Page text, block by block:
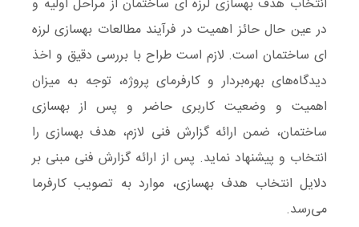
در عین حال حائز اهمیت در فرآیندمطالعات بهسازی لرزه
ای ساختماناست. لازم است طراح با بررسی دقیق و اخذ
دیدگا‌ه‌های بهره‌بردار و کارفرمای پروژه، توجه به میزان
اهمیت و وضعیت کاربری حاضر و پس از بهسازی
ساختمان‌، ضمن ارائه گزارش فنی لازم، هدف بهسازیرا
انتخاب و پیشنهاد نماید. پس از ارائه گزارش فنی مبنی بر
دلایل انتخاب هدف بهسازی، موارد به تصویب کارفرما
می‌رسد.